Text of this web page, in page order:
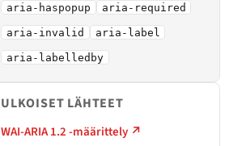
aria-haspopup aria-required
aria-invalid aria-label
aria-labelledby
ULKOISET LÄHTEET
WAI-ARIA 1.2 -määrittely ↗